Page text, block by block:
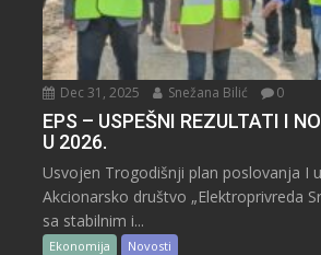
Dec 31, 2025 Snežana Bilić 0
EPS – USPEŠNI REZULTATI I
U 2026.
Usvojen Trogodišnji plan poslovanja I
Akcionarsko društvo „Elektroprivreda
sa stabilnim i...
Ekonomija Novosti